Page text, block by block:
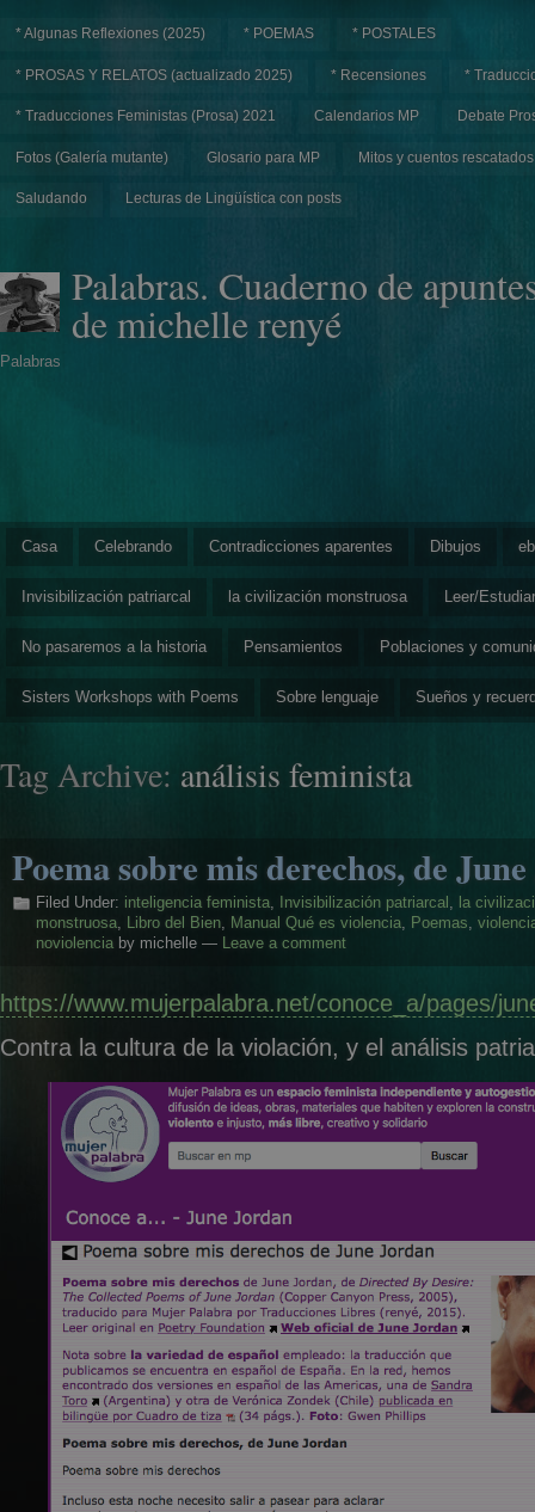
* Algunas Reflexiones (2025) * POEMAS * POSTALES
* PROSAS Y RELATOS (actualizado 2025) * Recensiones *
* Traducciones Feministas (Prosa) 2021 Calendarios MP Debate
Fotos (Galería mutante) Glosario para MP Mitos y cuentos rescatados
Saludando Lecturas de Lingüística con posts
Palabras. Cuaderno de
de michelle renyé
Palabras
Casa Celebrando Contradicciones aparentes Dibujos
Invisibilización patriarcal la civilización monstruosa Leer/Estudiar
No pasaremos a la historia Pensamientos Poblaciones y
Sisters Workshops with Poems Sobre lenguaje Sueños y
Tag Archive: análisis feminista
Poema sobre mis derechos, de
Filed Under: inteligencia feminista, Invisibilización patriarcal , la
monstruosa, Libro del Bien, Manual Qué es violencia, Poemas,
noviolencia by michelle — Leave a comment
https://www.mujerpalabra.net/conoce_a/pages/
Contra la cultura de la violación, y el análisis